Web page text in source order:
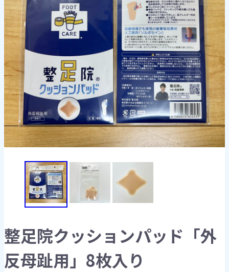
整足院クッションパッド「外
反母趾用」8枚入り